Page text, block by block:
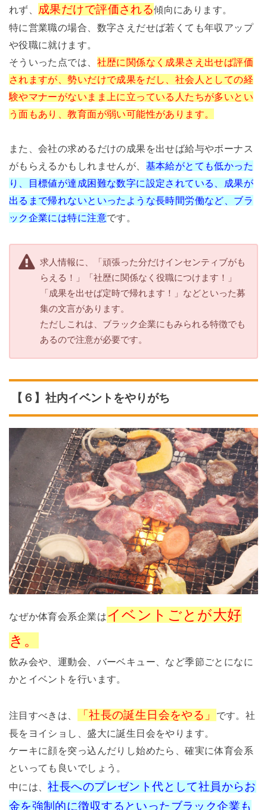
れず、
成果だけで評価される傾向にあります。
特に営業職の場合、数字さえだせば若くても年収アップ
や役職に就けます。
そういった点では、 社歴に関係なく成果さえ出せば評価
されますが、勢いだけで成果をだし、社会人としての経
験やマナーがないまま上に立っている人たちが多いとい
う面もあり、教育面が弱い可能性があります。
また、会社の求めるだけの成果を出せば給与やボーナス
がもらえるかもしれませんが、 基本給がとても低かった
り、目標値が達成困難な数字に設定されている、成果が
出るまで帰れないといったような長時間労働など、ブラ
ック企業には特に注意です。
求人情報に、「頑張った分だけインセンティブがも
らえる！」「社歴に関係なく役職につけます！」
「成果を出せば定時で帰れます！」などといった募
集の文言があります。
ただしこれは、ブラック企業にもみられる特徴でも
あるので注意が必要です。
【６】社内イベントをやりがち
なぜか体育会系企業はイベントごとが大好
き。
飲み会や、運動会、バーベキュー、など季節ごとになに
かとイベントを行います。
注目すべきは、 「社長の誕生日会をやる」
です。社
長をヨイショし、盛大に誕生日会をやります。
ケーキに顔を突っ込んだりし始めたら、確実に体育会系
といっても良いでしょう。
中には、社長へのプレゼント代として社員からお
金を強制的に徴収するといったブラック企業も